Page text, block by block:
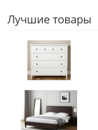
Лучшие товары